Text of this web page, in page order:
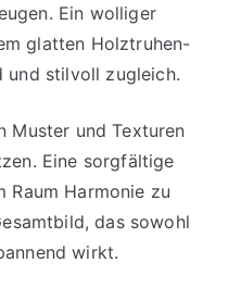
Ein wolliger
glatten Holztruhen-
und stilvoll zugleich.
Muster und Texturen
Eine sorgfältige
Raum Harmonie zu
das sowohl
wirkt.